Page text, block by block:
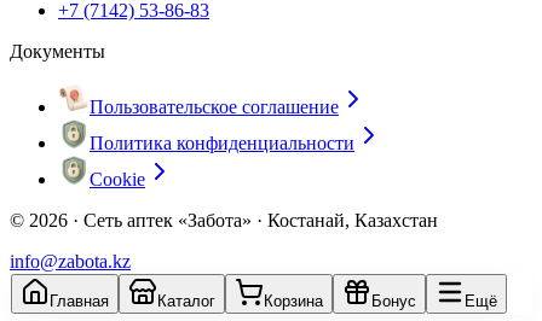
+7 (7142) 53-86-83
Документы
Пользовательское соглашение
Политика конфиденциальности
Cookie
© 2026 · Сеть аптек «Забота» · Костанай, Казахстан
info@zabota.kz
Главная Каталог Корзина Бонус Ещё